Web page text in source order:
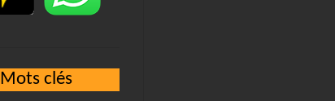
Mots clés